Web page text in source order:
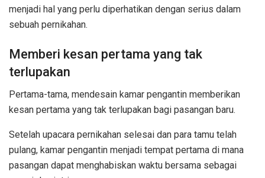
menjadi hal yang perlu diperhatikan dengan serius dalam
sebuah pernikahan.
Memberi kesan pertama yang tak
terlupakan
Pertama-tama, mendesain kamar pengantin memberikan
kesan pertama yang tak terlupakan bagi pasangan baru.
Setelah upacara pernikahan selesai dan para tamu telah
pulang, kamar pengantin menjadi tempat pertama di mana
pasangan dapat menghabiskan waktu bersama sebagai